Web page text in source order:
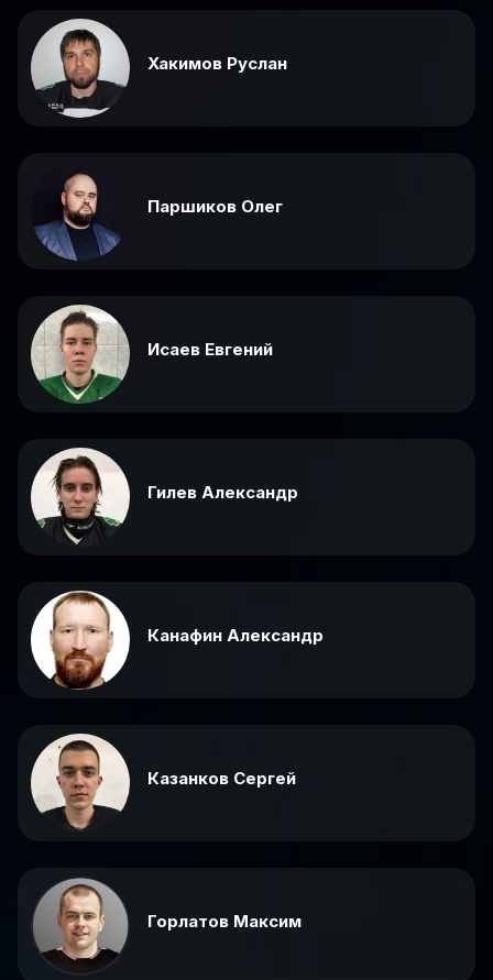
Хакимов Руслан
Паршиков Олег
Исаев Евгений
Гилев Александр
Канафин Александр
Казанков Сергей
Горлатов Максим